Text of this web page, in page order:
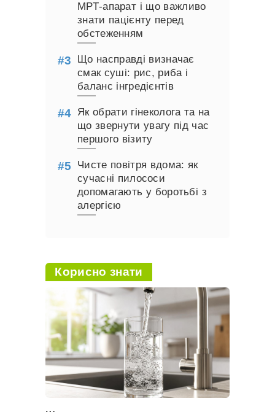
МРТ-апарат і що важливо
знати пацієнту перед
обстеженням
Що насправді визначає
смак суші: рис, риба і
баланс інгредієнтів
Як обрати гінеколога та на
що звернути увагу під час
першого візиту
Чисте повітря вдома: як
сучасні пилососи
допомагають у боротьбі з
алергією
Корисно знати